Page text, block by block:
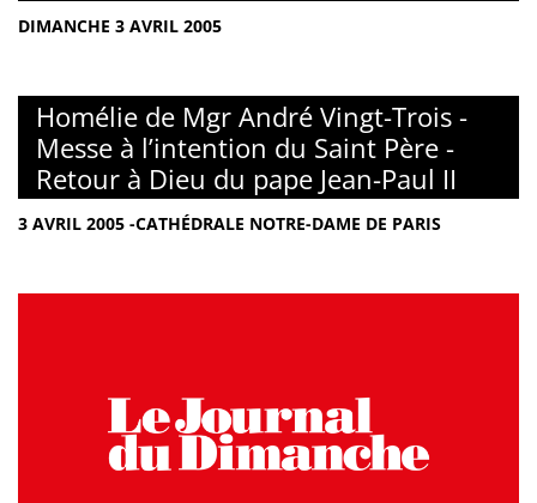
DIMANCHE 3 AVRIL 2005
Homélie de Mgr André Vingt-Trois -
Messe à l’intention du Saint Père -
Retour à Dieu du pape Jean-Paul II
3 AVRIL 2005 -CATHÉDRALE NOTRE-DAME DE PARIS